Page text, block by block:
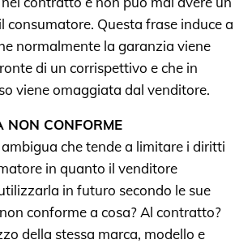
consumatore. Questa frase induce a
normalmente la garanzia viene
di un corrispettivo e che in
viene omaggiata dal venditore.
NON CONFORME
che tende a limitare i diritti
in quanto il venditore
in futuro secondo le sue
conforme a cosa? Al contratto?
della stessa marca, modello e